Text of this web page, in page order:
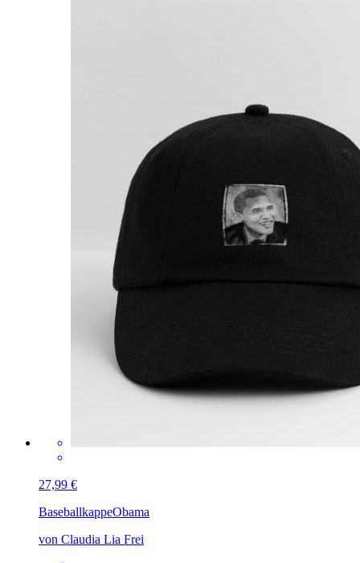
27,99 €
BaseballkappeObama
von Claudia Lia Frei